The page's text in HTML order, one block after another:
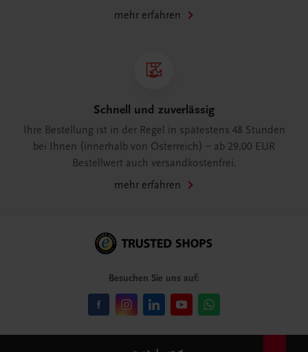
mehr erfahren
Schnell und zuverlässig
Ihre Bestellung ist in der Regel in spätestens 48 Stunden
bei Ihnen (innerhalb von Österreich) – ab 29,00 EUR
Bestellwert auch versandkostenfrei.
mehr erfahren
Besuchen Sie uns auf: